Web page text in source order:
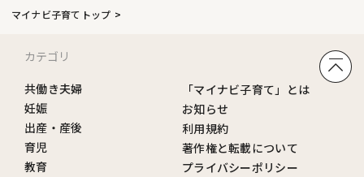
マイナビ子育てトップ
カテゴリ
共働き夫婦
妊娠
出産・産後
育児
教育
「マイナビ子育て」とは
お知らせ
利用規約
著作権と転載について
プライバシーポリシー